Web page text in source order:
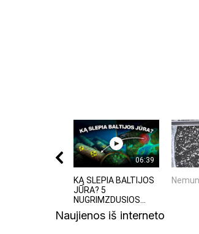
06:39
KĄ SLEPIA BALTIJOS
JŪRA? 5
NUGRIMZDUSIOS...
Naujienos iš interneto